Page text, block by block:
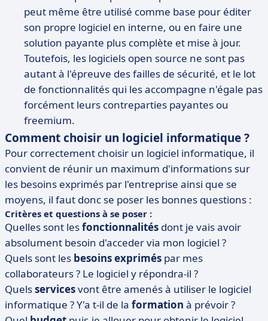
peut même être utilisé comme base pour éditer
son propre logiciel en interne, ou en faire une
solution payante plus complète et mise à jour.
Toutefois, les logiciels open source ne sont pas
autant à l'épreuve des failles de sécurité, et le lot
de fonctionnalités qui les accompagne n'égale pas
forcément leurs contreparties payantes ou
freemium.
Comment choisir un logiciel informatique ?
Pour correctement choisir un logiciel informatique, il
convient de réunir un maximum d'informations sur
les besoins exprimés par l'entreprise ainsi que se
moyens, il faut donc se poser les bonnes questions :
Critères et questions à se poser :
Quelles sont lesfonctionnalités dont je vais avoir
absolument besoin d'acceder via mon logiciel ?
Quels sont les besoins exprimés par mes
collaborateurs ? Le logiciel y répondra-il ?
Quelsservicesvont être amenés à utiliser le logiciel
informatique ? Y'a t-il de la formation à prévoir ?